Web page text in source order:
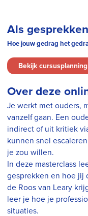
Als
Hoe jouw gedrag het
Bekijk cursusplanning
Over deze
Je werkt met ouders,
vanzelf gaan. Een
indirect of uit kritiek
kunnen snel
je zou willen.
In deze masterclass
gesprekken en hoe jij
de Roos van Leary
leer je hoe je
situaties.